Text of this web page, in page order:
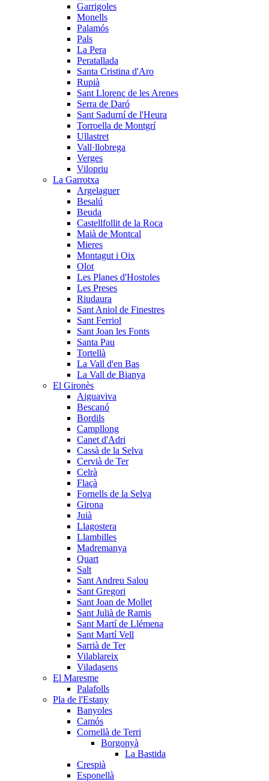
Garrigoles
Monells
Palamós
Pals
La Pera
Peratallada
Santa Cristina d'Aro
Rupià
Sant Llorenç de les Arenes
Serra de Daró
Sant Sadurní de l'Heura
Torroella de Montgrí
Ullastret
Vall·llobrega
Verges
Vilopriu
La Garrotxa
Argelaguer
Besalú
Beuda
Castellfollit de la Roca
Maià de Montcal
Mieres
Montagut i Oix
Olot
Les Planes d'Hostoles
Les Preses
Riudaura
Sant Aniol de Finestres
Sant Ferriol
Sant Joan les Fonts
Santa Pau
Tortellà
La Vall d'en Bas
La Vall de Bianya
El Gironès
Aiguaviva
Bescanó
Bordils
Campllong
Canet d'Adri
Cassà de la Selva
Cervià de Ter
Celrà
Flaçà
Fornells de la Selva
Girona
Juià
Llagostera
Llambilles
Madremanya
Quart
Salt
Sant Andreu Salou
Sant Gregori
Sant Joan de Mollet
Sant Julià de Ramis
Sant Martí de Llémena
Sant Martí Vell
Sarrià de Ter
Vilablareix
Viladasens
El Maresme
Palafolls
Pla de l'Estany
Banyoles
Camós
Cornellà de Terri
Borgonyà
La Bastida
Crespià
Esponellà